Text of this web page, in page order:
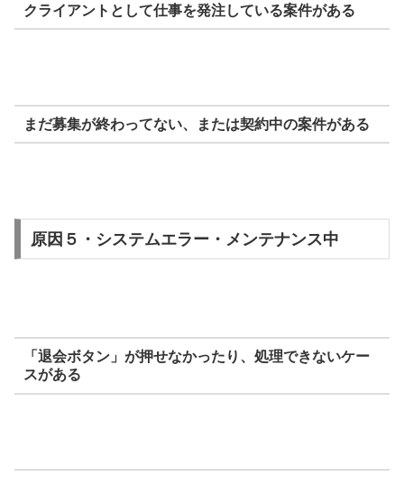
クライアントとして仕事を発注している案件がある
まだ募集が終わってない、または契約中の案件がある
原因５・システムエラー・メンテナンス中
「退会ボタン」が押せなかったり、処理できないケー
スがある